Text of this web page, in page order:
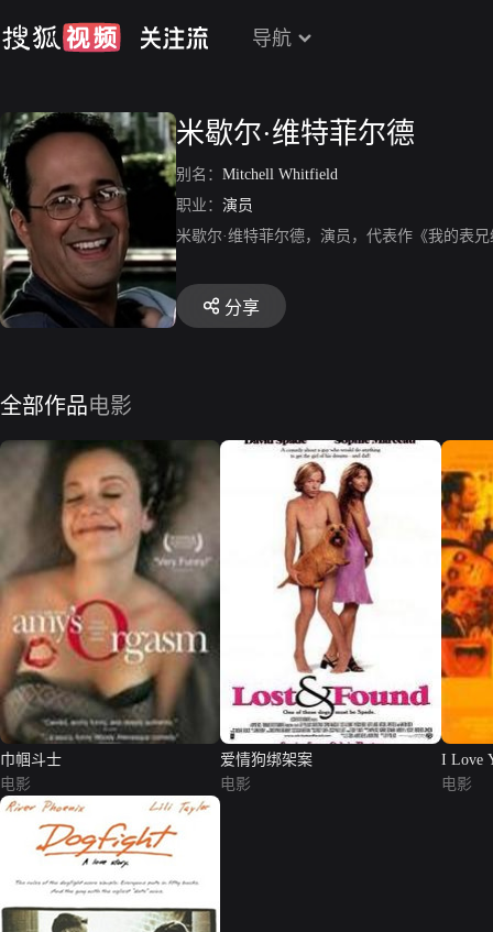
导航
米歇尔·维特菲尔德
别名： Mitchell Whitfield
职业： 演员
米歇尔·维特菲尔德，演员，代表作《我的表
分享
全部作品电影
巾帼斗士
电影
爱情狗绑架案
电影
I Love
电影